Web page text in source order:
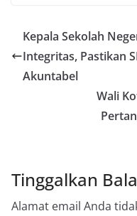
Kepala Sekolah
Integritas, Pastikan
Akuntabel
Wali
Tinggalkan
Alamat email Anda